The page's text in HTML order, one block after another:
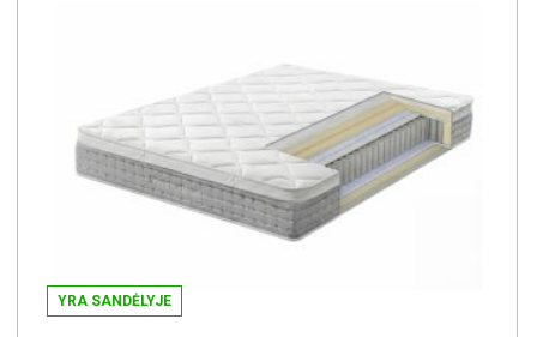
YRA SANDĖLYJE